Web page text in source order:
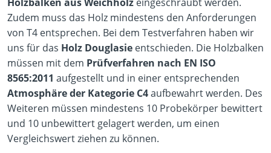
Zudem muss das Holz mindestens den Anforderungen
von T4 entsprechen. Bei dem Testverfahren haben wir
uns für das Holz Douglasie entschieden. Die Holzbalken
müssen mit dem Prüfverfahren nach EN ISO
8565:2011 aufgestellt und in einer entsprechenden
Atmosphäre der Kategorie C4aufbewahrt werden. Des
Weiteren müssen mindestens 10 Probekörper bewittert
und 10 unbewittert gelagert werden, um einen
Vergleichswert ziehen zu können.